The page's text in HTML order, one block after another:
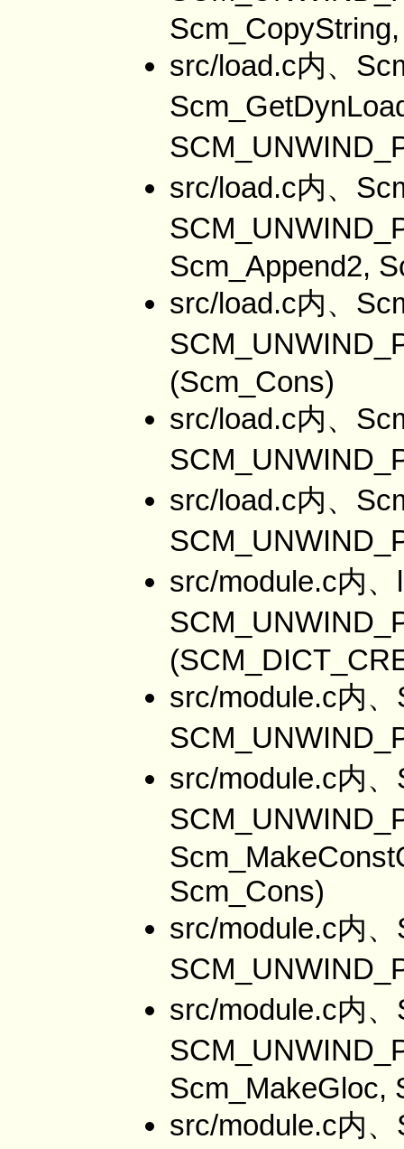
src/load.c内、
src/load.c内、
Scm_Append2,
src/load.c内、
(Scm_Cons)
src/load.c内、
src/load.c内、
src/module.c内
src/module.c内
src/module.c内
Scm_Cons)
src/module.c内
src/module.c内
Scm_MakeGloc,
src/module.c内